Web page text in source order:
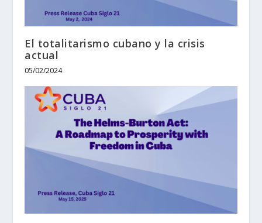
El totalitarismo cubano y la crisis
actual
05/02/2024